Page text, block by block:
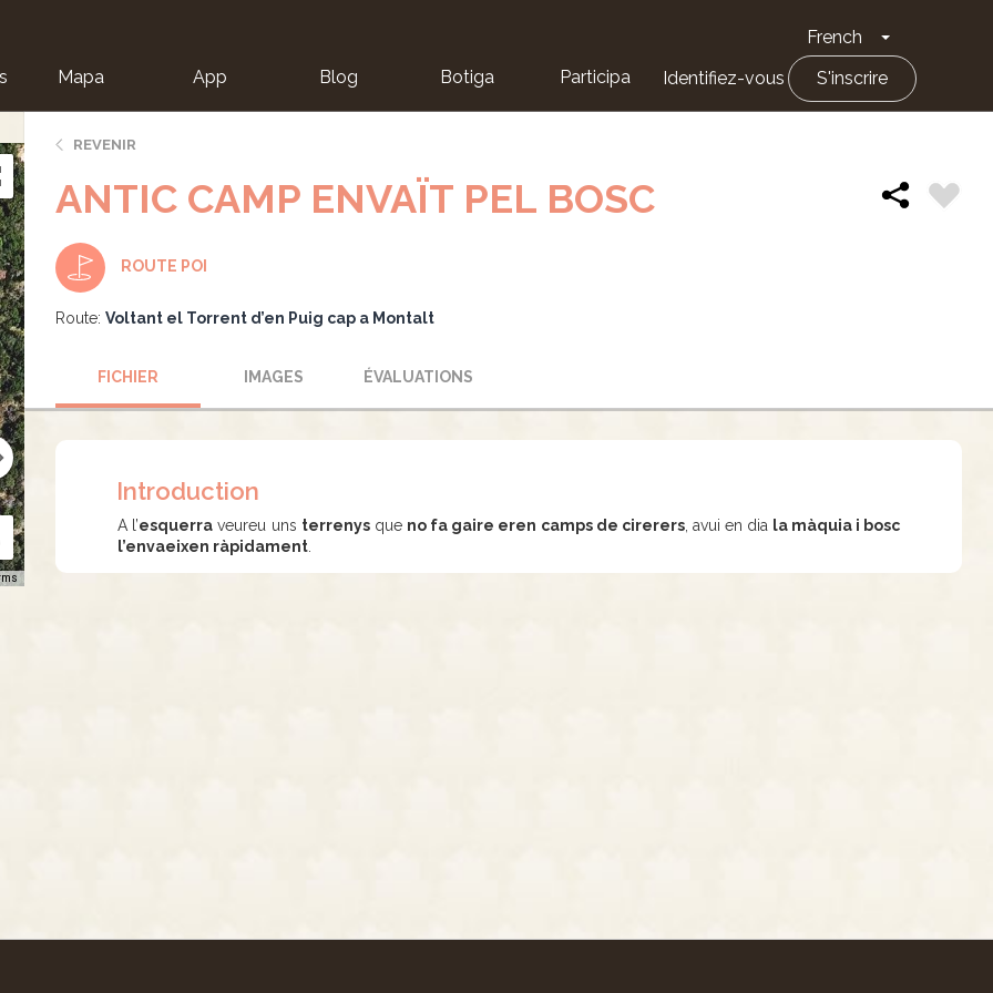
French Toggle
Mapa App Blog Botiga Participa Identifiez-vous S'inscrire
REVENIR
ANTIC CAMP ENVAÏT PEL BOSC
ROUTE POI
Route: Voltant el Torrent d’en Puig cap a Montalt
FICHIER IMAGES ÉVALUATIONS
Introduction
A l’esquerra veureu uns terrenysque no fa gaire eren camps de cirerers, avui en dia la màquia i bosc
l’envaeixen ràpidament